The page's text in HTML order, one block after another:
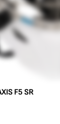
F5 SR